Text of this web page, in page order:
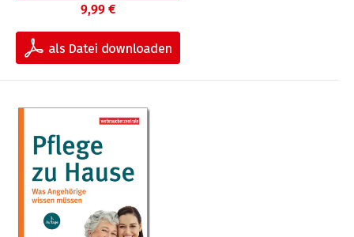
9,99 €